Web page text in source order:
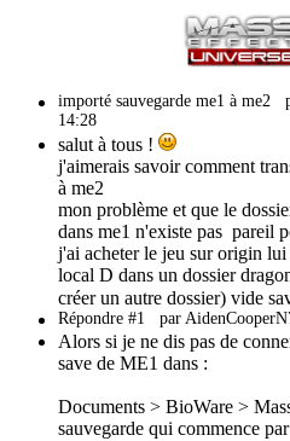
importé sauvegarde me1 à me2
14:28
salut à tous !
j'aimerais savoir comment
à me2
mon problème et que le
dans me1 n'existe pas pareil
j'ai acheter le jeu sur origin
local D dans un dossier
créer un autre dossier) vide
Répondre #1 par
Alors si je ne dis pas de
save de ME1 dans :
Documents > BioWare >
sauvegarde qui commence